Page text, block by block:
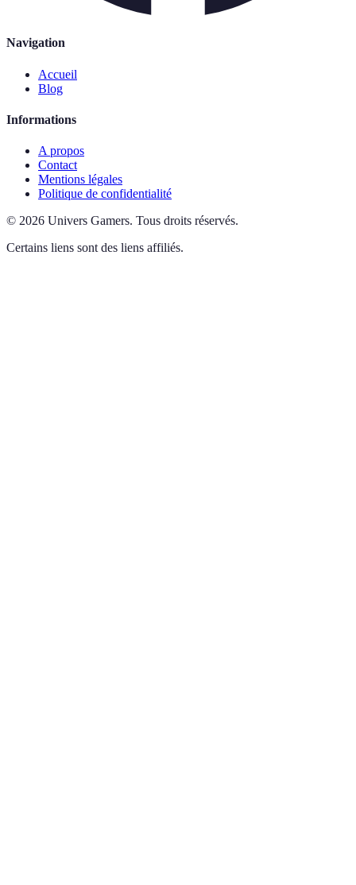
Navigation
Accueil
Blog
Informations
A propos
Contact
Mentions légales
Politique de confidentialité
© 2026 Univers Gamers. Tous droits réservés.
Certains liens sont des liens affiliés.